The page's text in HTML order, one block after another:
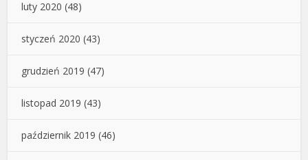
luty 2020 (48)
styczeń 2020 (43)
grudzień 2019 (47)
listopad 2019 (43)
październik 2019 (46)